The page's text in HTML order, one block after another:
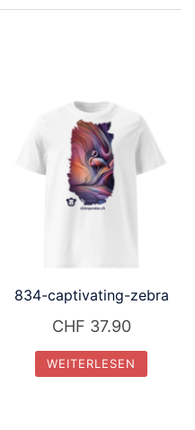
834-captivating-zebra
CHF 37.90
WEITERLESEN